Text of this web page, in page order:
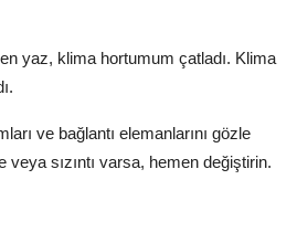
yaz, klima hortumum çatladı. Klima
ve bağlantı elemanlarını gözle
sızıntı varsa, hemen değiştirin.